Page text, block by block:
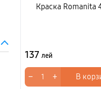
Краска Romanita
137 лей
− + В